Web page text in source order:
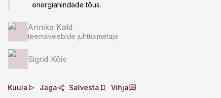
energiahindade tõus.
Annika Kald
teemaveebide juhttoimetaja
Sigrid Kõiv
Kuula Jaga Salvesta Vihja